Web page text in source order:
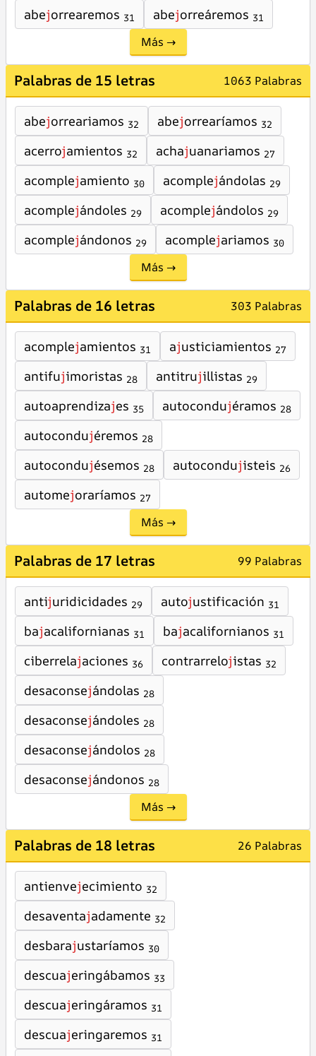
abejorrearemos 31 abejorreáremos 31
Más →
Palabras de 15 letras 1063 Palabras
abejorreariamos 32 abejorrearíamos 32
acerrojamientos 32 achajuanariamos 27
acomplejamiento 30 acomplejándolas 29
acomplejándoles 29 acomplejándolos 29
acomplejándonos 29 acomplejariamos 30
Más →
Palabras de 16 letras 303 Palabras
acomplejamientos 31 ajusticiamientos 27
antifujimoristas 28 antitrujillistas 29
autoaprendizajes 35 autocondujéramos 28
autocondujéremos 28
autocondujésemos 28 autocondujisteis 26
automejoraríamos 27
Más →
Palabras de 17 letras 99 Palabras
antijuridicidades 29 autojustificación 31
bajacalifornianas 31 bajacalifornianos 31
ciberrelajaciones 36 contrarrelojistas 32
desaconsejándolas 28
desaconsejándoles 28
desaconsejándolos 28
desaconsejándonos 28
Más →
Palabras de 18 letras 26 Palabras
antienvejecimiento 32
desaventajadamente 32
desbarajustaríamos 30
descuajeringábamos 33
descuajeringáramos 31
descuajeringaremos 31